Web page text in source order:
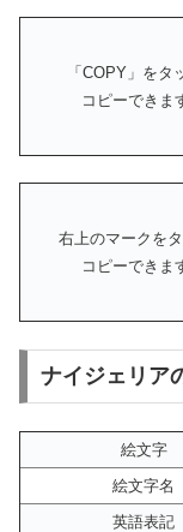
「COPY」をタ
コピーできま
右上のマークを
コピーできま
ナイジェリア
絵文字
絵文字名
英語表記